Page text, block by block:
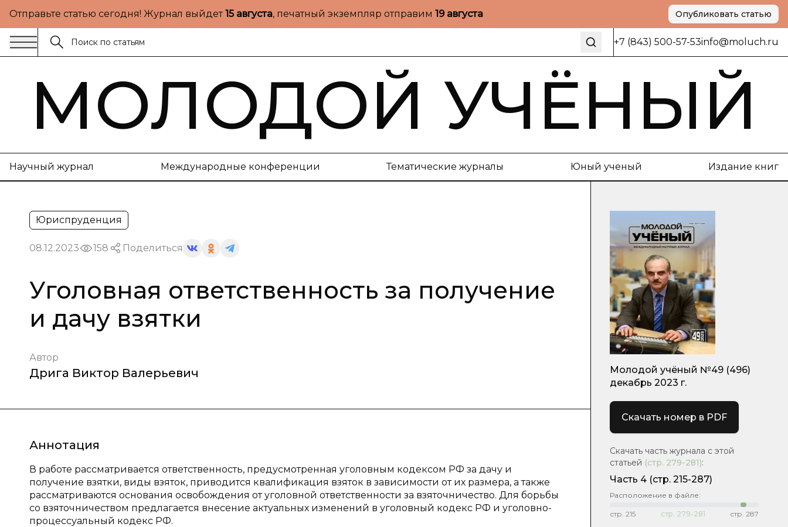
Отправьте статью сегодня! Журнал выйдет15 августа, печатный экземпляр отправим 19 августа Опубликовать статью
+7 (843) 500-57-53info@moluch.ru
МОЛОДОЙ УЧЁНЫЙ
Научный журнал Международные конференции Тематические журналы Юный ученый Издание книг
Юриспруденция
08.12.2023 158 Поделиться
Уголовная ответственность за получение
и дачу взятки
Автор
Дрига Виктор Валерьевич
Аннотация
В работе рассматривается ответственность, предусмотренная уголовным кодексом РФ за дачу и
получение взятки, виды взяток, приводится квалификация взяток в зависимости от их размера, а также
рассматриваются основания освобождения от уголовной ответственности за взяточничество. Для борьбы
со взяточничеством предлагается внесение актуальных изменений в уголовный кодекс РФ и уголовно-
процессуальный кодекс РФ.
Молодой учёный №49 (496)
декабрь 2023 г.
Скачать номер в PDF
Скачать часть журнала с этой
статьей (стр. 279-281):
Часть 4 (стр. 215-287)
Расположение в файле:
стр. 215 стр. 279-281 стр. 287